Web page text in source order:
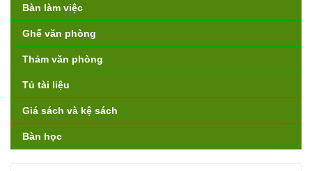
Bàn làm việc
Ghế văn phòng
Thảm văn phòng
Tủ tài liệu
Giá sách và kệ sách
Bàn học